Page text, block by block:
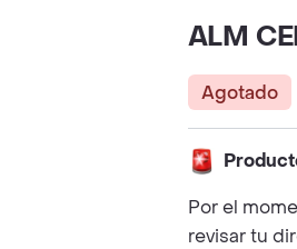
ALM
Agotado
Por el
revisar tu